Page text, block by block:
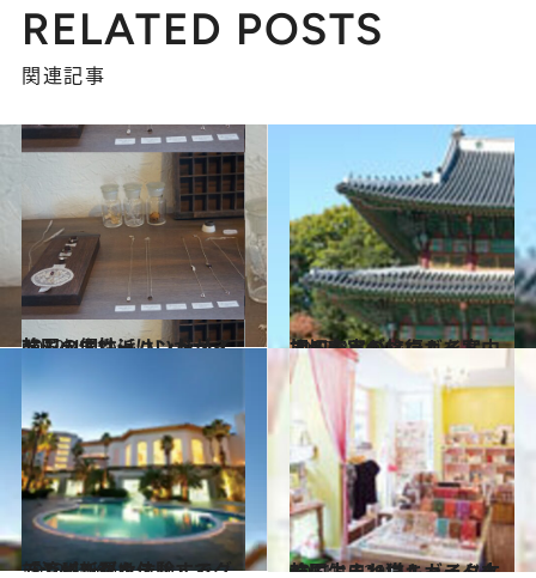
RELATED POSTS
関連記事
2012.4.11
韓国の個性派ハンドメイドジュエリーはいかが？
旅＆お出かけ 2012.2.24
押切もえがソウルを案内する充実の旅行ガイド
旅＆お出かけ
2012.5.16
「済州新羅ホテル」でグランピングを体験する
旅＆お出かけ 2011.10.29
韓国生まれ猫キャラクターによるソウルガイド本
旅＆お出かけ